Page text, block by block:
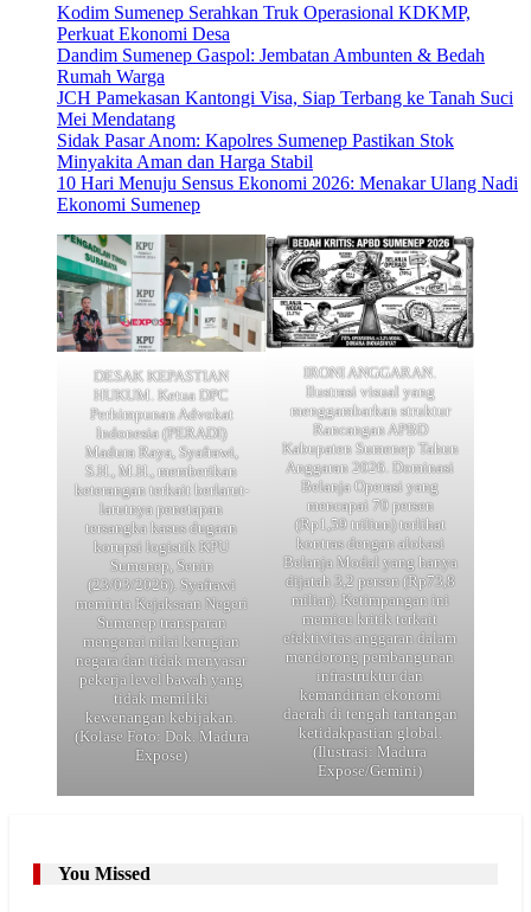
Kodim Sumenep Serahkan Truk Operasional KDKMP,
Perkuat Ekonomi Desa
Dandim Sumenep Gaspol: Jembatan Ambunten & Bedah
Rumah Warga
JCH Pamekasan Kantongi Visa, Siap Terbang ke Tanah Suci
Mei Mendatang
Sidak Pasar Anom: Kapolres Sumenep Pastikan Stok
Minyakita Aman dan Harga Stabil
10 Hari Menuju Sensus Ekonomi 2026: Menakar Ulang Nadi
Ekonomi Sumenep
DESAK KEPASTIAN
HUKUM. Ketua DPC
Perhimpunan Advokat
Indonesia (PERADI)
Madura Raya, Syafrawi,
S.H., M.H., memberikan
keterangan terkait berlarut-
larutnya penetapan
tersangka kasus dugaan
korupsi logistik KPU
Sumenep, Senin
(23/03/2026). Syafrawi
meminta Kejaksaan Negeri
Sumenep transparan
mengenai nilai kerugian
negara dan tidak menyasar
pekerja level bawah yang
tidak memiliki
kewenangan kebijakan.
(Kolase Foto: Dok. Madura
Expose)
IRONI ANGGARAN.
Ilustrasi visual yang
menggambarkan struktur
Rancangan APBD
Kabupaten Sumenep Tahun
Anggaran 2026. Dominasi
Belanja Operasi yang
mencapai 70 persen
(Rp1,59 triliun) terlihat
kontras dengan alokasi
Belanja Modal yang hanya
dijatah 3,2 persen (Rp73,8
miliar). Ketimpangan ini
memicu kritik terkait
efektivitas anggaran dalam
mendorong pembangunan
infrastruktur dan
kemandirian ekonomi
daerah di tengah tantangan
ketidakpastian global.
(Ilustrasi: Madura
Expose/Gemini)
You Missed